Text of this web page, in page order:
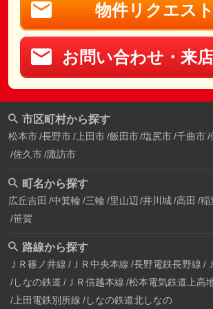
物件リクエスト
お問い合わせ・来
市区町村から探す
松本市 長野市 上田市 飯田市 塩尻市 千曲市
佐久市 諏訪市
町名から探す
広丘吉田 中箕輪 三輪 里山辺 井川城 高田 稲
笹賀
路線から探す
ＪＲ篠ノ井線 ＪＲ中央本線 長野電鉄長野線
しなの鉄道 ＪＲ信越本線 松本電気鉄道上高
上田電鉄別所線 しなの鉄道北しなの